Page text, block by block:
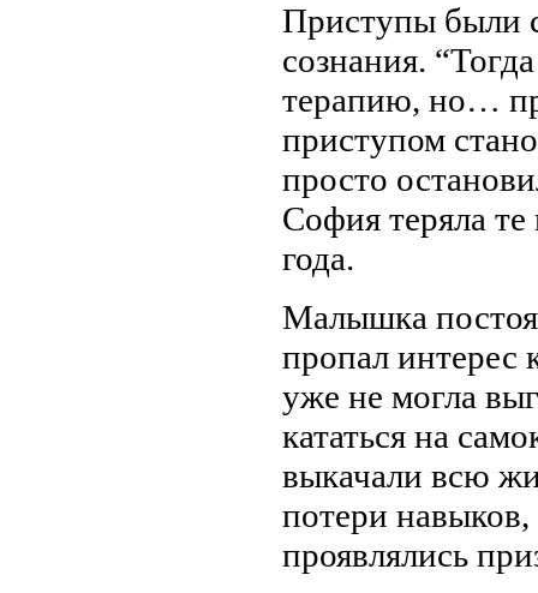
Приступы были
сознания.
терапию, но…
приступом
просто
София теряла те
года.
Малышка
пропал
уже не могла
кататься на
выкачали всю
потери
проявлялись